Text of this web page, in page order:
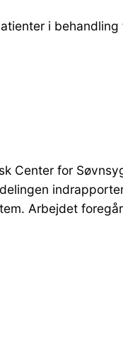
i
Center for
Arbejdet